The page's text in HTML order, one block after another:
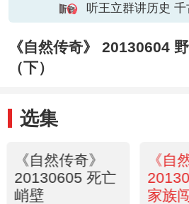
听王立群讲历史
《自然传奇》 20130604
（下）
选集
《自然传奇》
20130605 死亡
峭壁
《自
家族